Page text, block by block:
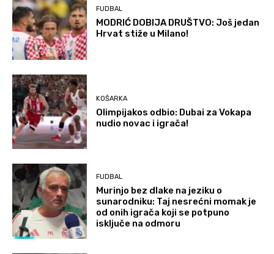
FUDBAL
MODRIĆ DOBIJA DRUŠTVO: Još jedan
Hrvat stiže u Milano!
KOŠARKA
Olimpijakos odbio: Dubai za Vokapa
nudio novac i igrača!
FUDBAL
Murinjo bez dlake na jeziku o
sunarodniku: Taj nesrećni momak je
od onih igrača koji se potpuno
isključe na odmoru